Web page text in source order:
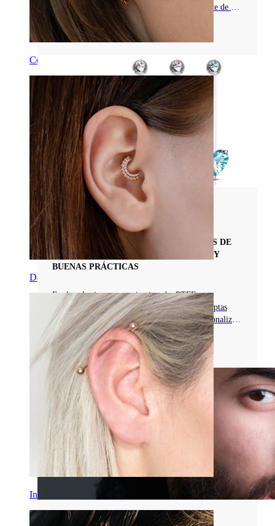
Conch
Daith
Industrial
con un revestimiento de PVD dorado. ¡Entérate de por
qué es ideal para piercings recién hechos!
Leer más
Materiales De Joyas Para Piercings
EXPLORA LAS JOYAS PARA PIERCINGS DE
PTFE: COMPOSICIÓN, VERSATILIDAD Y
BUENAS PRÁCTICAS
Explora las joyas para piercingsd e PTFE
(politetrafluoroetileno): flexibles, sin níquel, aptas
para procedimientos médicos y fáciles de personalizar.
¡Entérate de más!
Leer más